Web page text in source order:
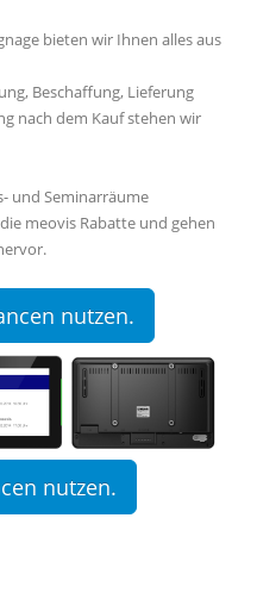
bieten wir Ihnen alles aus
Beschaffung, Lieferung
nach dem Kauf stehen wir
und Seminarräume
meovis Rabatte und gehen
nutzen.
nutzen.